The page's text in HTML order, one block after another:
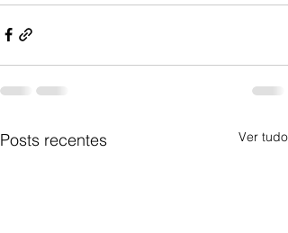
Posts recentes Ver tudo